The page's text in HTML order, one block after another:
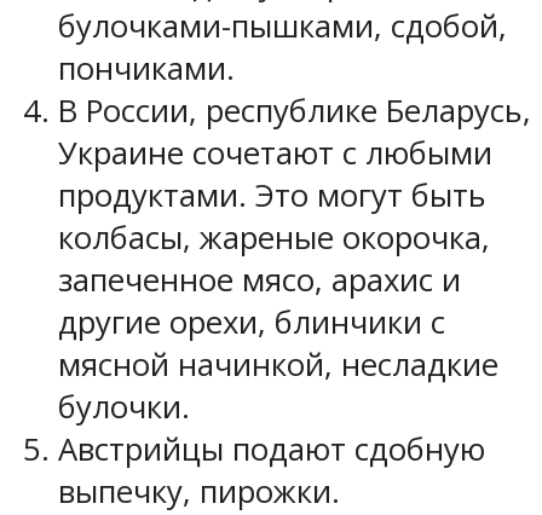
булочками-пышками, сдобой,
пончиками.
В России, республике Беларусь,
Украине сочетают с любыми
продуктами. Это могут быть
колбасы, жареные окорочка,
запеченное мясо, арахис и
другие орехи, блинчики с
мясной начинкой, несладкие
булочки.
Австрийцы подают сдобную
выпечку, пирожки.